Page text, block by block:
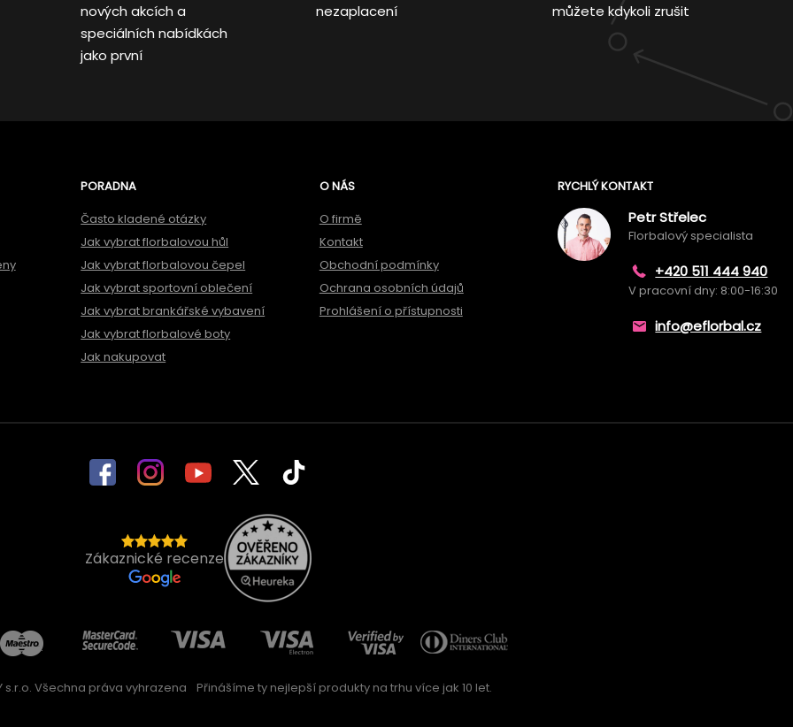
nových akcích a
speciálních nabídkách
jako první
nezaplacení
můžete kdykoli zrušit
PORADNA
Často kladené otázky
Jak vybrat florbalovou hůl
Jak vybrat florbalovou čepel
Jak vybrat sportovní oblečení
Jak vybrat brankářské vybavení
Jak vybrat florbalové boty
Jak nakupovat
O NÁS
O firmě
Kontakt
Obchodní podmínky
Ochrana osobních údajů
Prohlášení o přístupnosti
RYCHLÝ KONTAKT
Petr Střelec
Florbalový specialista
+420 511 444 940
V pracovní dny: 8:00-16:30
info@eflorbal.cz
Zákaznické recenze
s.r.o. Všechna práva vyhrazena Přinášíme ty nejlepší produkty na trhu více jak 10 let.